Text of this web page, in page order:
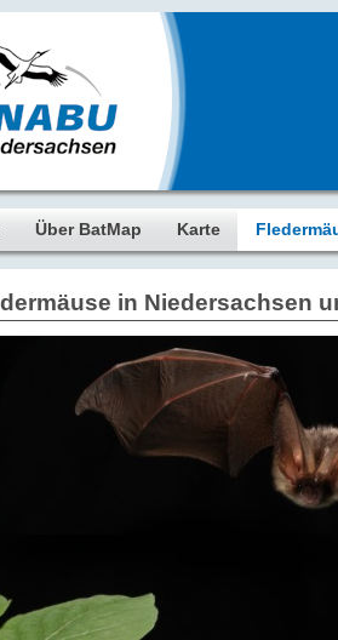
Über BatMap Karte
in Niedersachsen